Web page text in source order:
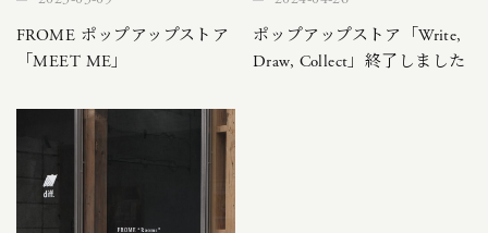
FROME ポップアップストア
「MEET ME」
ポップアップストア「Write,
Draw, Collect」終了しました